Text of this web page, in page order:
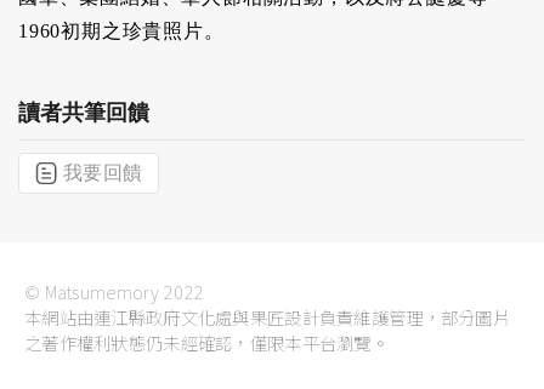
1960初期之珍貴照片。
讀者共筆回饋
我要回饋
© Matsumemory 2022
本網站由連江縣政府文化處與果匠設計負責維護管理，部分圖片
之著作權利狀態仍未經確認，僅限本平台瀏覽。